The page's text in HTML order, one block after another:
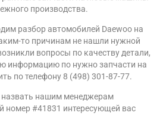
производства.
разбор автомобилей Daewoo на
то причинам не нашли нужной
вопросы по качеству детали,
информацию по нужно запчасти на
по телефону 8 (498) 301-87-77.
назвать нашим менеджерам
номер #41831 интересующей вас